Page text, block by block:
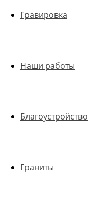
Гравировка
Наши работы
Благоустройство
Граниты